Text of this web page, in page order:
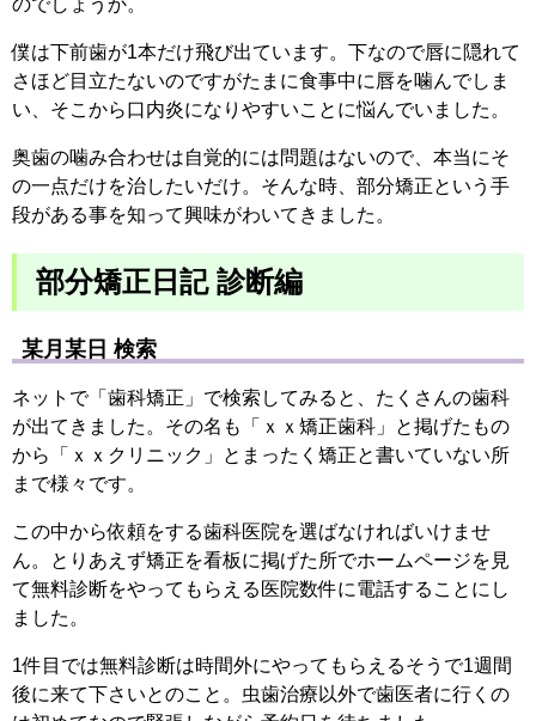
のでしょうか。
僕は下前歯が1本だけ飛び出ています。下なので唇に隠れて
さほど目立たないのですがたまに食事中に唇を噛んでしま
い、そこから口内炎になりやすいことに悩んでいました。
奥歯の噛み合わせは自覚的には問題はないので、本当にそ
の一点だけを治したいだけ。そんな時、部分矯正という手
段がある事を知って興味がわいてきました。
部分矯正日記 診断編
某月某日 検索
ネットで「歯科矯正」で検索してみると、たくさんの歯科
が出てきました。その名も「ｘｘ矯正歯科」と掲げたもの
から「ｘｘクリニック」とまったく矯正と書いていない所
まで様々です。
この中から依頼をする歯科医院を選ばなければいけませ
ん。とりあえず矯正を看板に掲げた所でホームページを見
て無料診断をやってもらえる医院数件に電話することにし
ました。
1件目では無料診断は時間外にやってもらえるそうで1週間
後に来て下さいとのこと。虫歯治療以外で歯医者に行くの